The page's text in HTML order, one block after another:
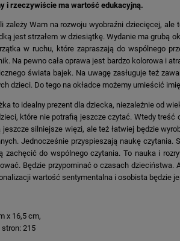
i rzeczywiście ma wartość edukacyjną.
zależy Wam na rozwoju wyobraźni dziecięcej,
jest strzałem w dziesiątkę. Wydanie ma grubą
w ruchu, które zapraszają do wspólnego
Na pewno cała oprawa jest bardzo kolorowa i
świata bajek. Na uwagę zasługuje też
dzieci. Do tego na okładce możemy umieścić
to idealny prezent dla dziecka, niezależnie od
które nie potrafią jeszcze czytać. Wtedy
jeszcze silniejsze więzi, ale też łatwiej będzie
Jednocześnie przyspieszają naukę
zachęcić do wspólnego czytania. To nauka i
Będzie przypominać o czasach dzieciństwa.
wartość sentymentalna i osobista będzie
x 16,5 cm,
stron: 215